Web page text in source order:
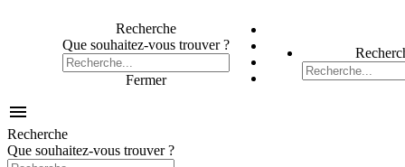
Recherche
Que souhaitez-vous trouver ?
Fermer

Recherche
Que souhaitez-vous trouver ?